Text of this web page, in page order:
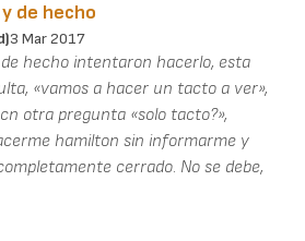
de hecho
3 Mar 2017
hecho intentaron hacerlo, esta
«vamos a hacer un tacto a ver»,
otra pregunta «solo tacto?»,
hamilton sin informarme y
cerrado. No se debe,